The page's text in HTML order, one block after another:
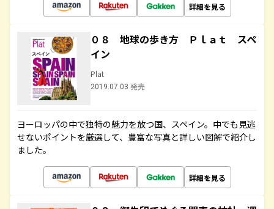
詳細を見る
０８ 地球の歩き方 Ｐｌａｔ スペ
イン
Plat
2019.07.03 発売
ヨーロッパの中で独特の魅力を放つ国、スペイン。中でも見逃
せないポイントを厳選して、豊富な写真と詳しい図解で紹介し
ました。
詳細を見る